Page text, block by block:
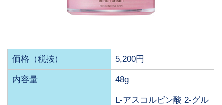
価格（税抜） 5,200円
内容量 48g
L-アスコルビン酸 2-グル